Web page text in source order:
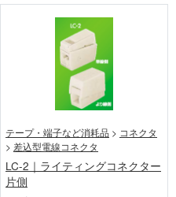
テープ・端子など消耗品 > コネクタ
> 差込型電線コネクタ
LC-2｜ライティングコネクター
片側